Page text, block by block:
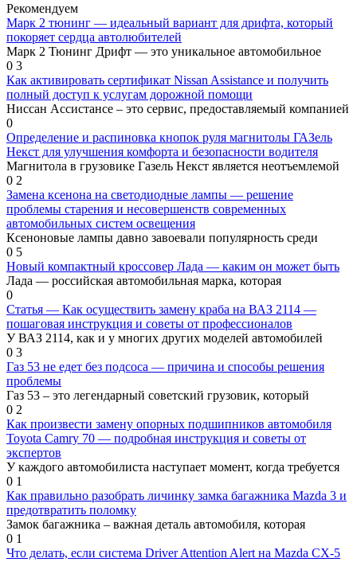
Рекомендуем
Марк 2 тюнинг — идеальный вариант для дрифта, который
покоряет сердца автолюбителей
Марк 2 Тюнинг Дрифт — это уникальное автомобильное
0 3
Как активировать сертификат Nissan Assistance и получить
полный доступ к услугам дорожной помощи
Ниссан Ассистансе – это сервис, предоставляемый компанией
0
Определение и распиновка кнопок руля магнитолы ГАЗель
Некст для улучшения комфорта и безопасности водителя
Магнитола в грузовике Газель Некст является неотъемлемой
0 2
Замена ксенона на светодиодные лампы — решение
проблемы старения и несовершенств современных
автомобильных систем освещения
Ксеноновые лампы давно завоевали популярность среди
0 5
Новый компактный кроссовер Лада — каким он может быть
Лада — российская автомобильная марка, которая
0
Статья — Как осуществить замену краба на ВАЗ 2114 —
пошаговая инструкция и советы от профессионалов
У ВАЗ 2114, как и у многих других моделей автомобилей
0 3
Газ 53 не едет без подсоса — причина и способы решения
проблемы
Газ 53 – это легендарный советский грузовик, который
0 2
Как произвести замену опорных подшипников автомобиля
Toyota Camry 70 — подробная инструкция и советы от
экспертов
У каждого автомобилиста наступает момент, когда требуется
0 1
Как правильно разобрать личинку замка багажника Mazda 3 и
предотвратить поломку
Замок багажника – важная деталь автомобиля, которая
0 1
Что делать, если система Driver Attention Alert на Mazda CX-5